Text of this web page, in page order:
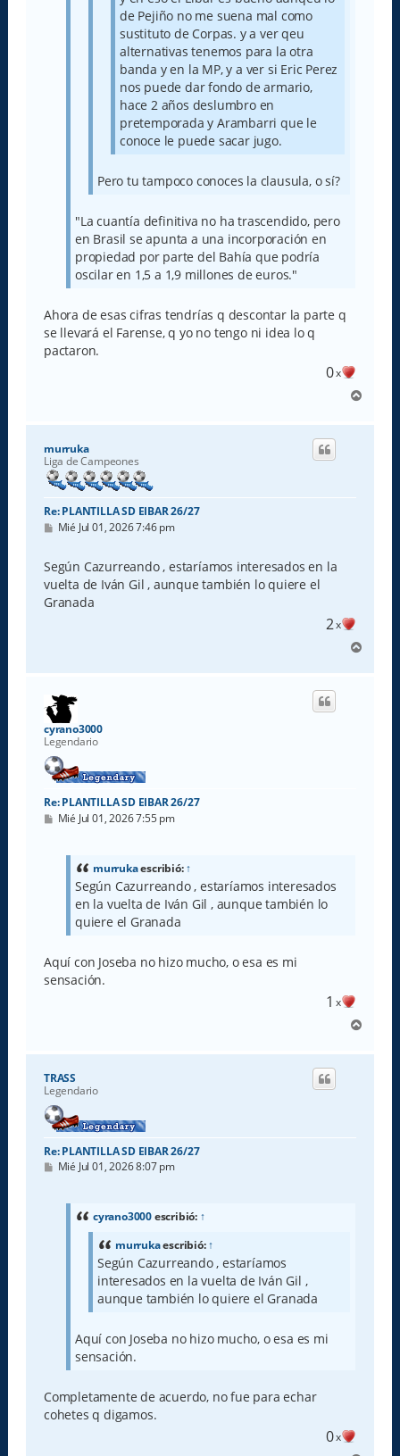
de Pejiño no me suena mal como
sustituto de Corpas. y a ver qeu
alternativas tenemos para la otra
banda y en la MP, y a ver si Eric Perez
nos puede dar fondo de armario,
hace 2 años deslumbro en
pretemporada y Arambarri que le
conoce le puede sacar jugo.
Pero tu tampoco conoces la clausula, o sí?
"La cuantía definitiva no ha trascendido, pero
en Brasil se apunta a una incorporación en
propiedad por parte del Bahía que podría
oscilar en 1,5 a 1,9 millones de euros."
Ahora de esas cifras tendrías q descontar la parte q
se llevará el Farense, q yo no tengo ni idea lo q
pactaron.
0x
r
murruka
Liga de Campeones
Re: PLANTILLA SD EIBAR 26/27
M
s
a
j
e
Mié Jul 01, 2026 7:46 pm
Según Cazurreando , estaríamos interesados en la
vuelta de Iván Gil , aunque también lo quiere el
Granada
2x
r
cyrano3000
Legendario
Re: PLANTILLA SD EIBAR 26/27
M
Mié Jul 01, 2026 7:55 pm
murrukaescribió:↑
Según Cazurreando , estaríamos interesados
en la vuelta de Iván Gil , aunque también lo
quiere el Granada
Aquí con Joseba no hizo mucho, o esa es mi
sensación.
1 x
r
TRASS
Legendario
Re: PLANTILLA SD EIBAR 26/27
M
Mié Jul 01, 2026 8:07 pm
cyrano3000escribió: ↑
murrukaescribió:↑
Según Cazurreando , estaríamos
interesados en la vuelta de Iván Gil ,
aunque también lo quiere el Granada
Aquí con Joseba no hizo mucho, o esa es mi
sensación.
Completamente de acuerdo, no fue para echar
cohetes q digamos.
0x